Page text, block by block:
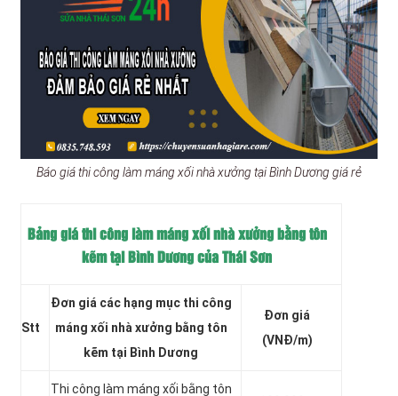
Báo giá thi công làm máng xối nhà xưởng tại Bình Dương giá rẻ
Bảng giá thi công làm máng xối nhà xưởng bằng tôn
kẽm tại Bình Dương của Thái Sơn
Stt
Đơn giá các hạng mục thi công
máng xối nhà xưởng bằng tôn
kẽm tại Bình Dương
Đơn giá
(VNĐ/m)
Thi công làm máng xối bằng tôn